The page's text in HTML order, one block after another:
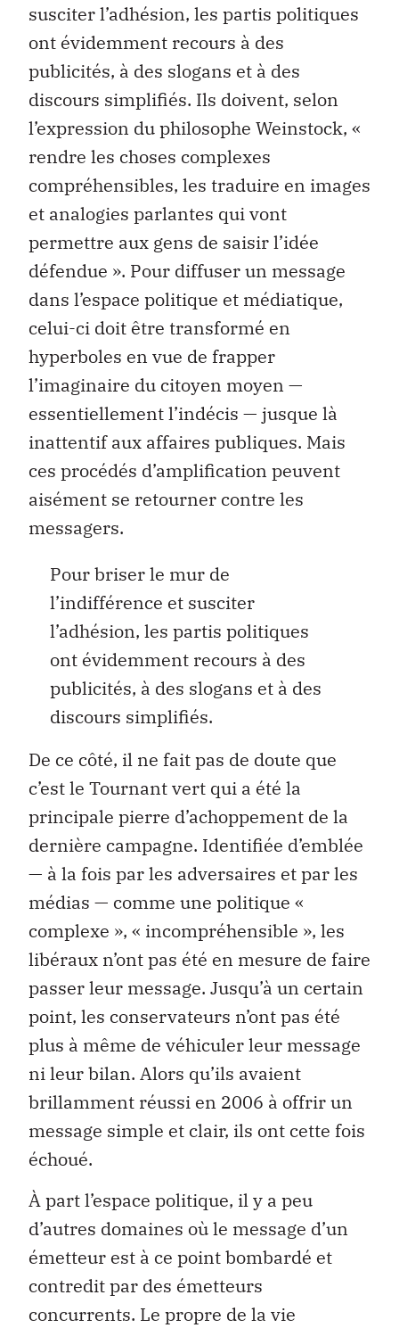
susciter l’adhésion, les partis politiques
ont évidemment recours à des
publicités, à des slogans et à des
discours simplifiés. Ils doivent, selon
l’expression du philosophe Weinstock, «
rendre les choses complexes
compréhensibles, les traduire en images
et analogies parlantes qui vont
permettre aux gens de saisir l’idée
défendue ». Pour diffuser un message
dans l’espace politique et médiatique,
celui-ci doit être transformé en
hyperboles en vue de frapper
l’imaginaire du citoyen moyen —
essentiellement l’indécis — jusque là
inattentif aux affaires publiques. Mais
ces procédés d’amplification peuvent
aisément se retourner contre les
messagers.
Pour briser le mur de
l’indifférence et susciter
l’adhésion, les partis politiques
ont évidemment recours à des
publicités, à des slogans et à des
discours simplifiés.
De ce côté, il ne fait pas de doute que
c’est le Tournant vert qui a été la
principale pierre d’achoppement de la
dernière campagne. Identifiée d’emblée
— à la fois par les adversaires et par les
médias — comme une politique «
complexe », « incompréhensible », les
libéraux n’ont pas été en mesure de faire
passer leur message. Jusqu’à un certain
point, les conservateurs n’ont pas été
plus à même de véhiculer leur message
ni leur bilan. Alors qu’ils avaient
brillamment réussi en 2006 à offrir un
message simple et clair, ils ont cette fois
échoué.
À part l’espace politique, il y a peu
d’autres domaines où le message d’un
émetteur est à ce point bombardé et
contredit par des émetteurs
concurrents. Le propre de la vie